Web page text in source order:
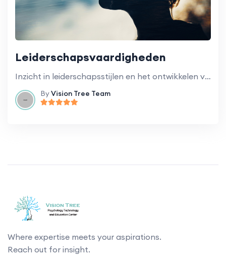
Leiderschapsvaardigheden
Inzicht in leiderschapsstijlen en het ontwikkelen van effectieve leiderschapsvaardigheden.
ByVision Tree Team
Where expertise meets your aspirations.
Reach out for insight.